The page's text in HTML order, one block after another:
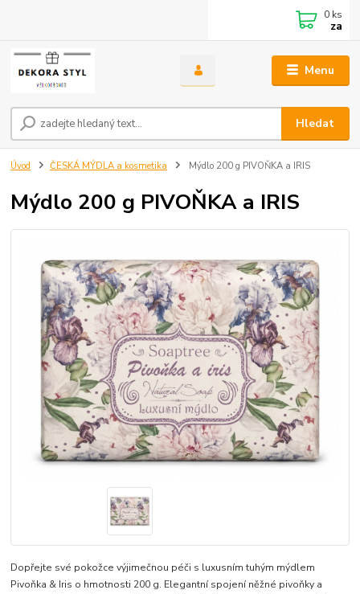
Menu
Hledat
0 ks
za
Úvod ČESKÁ MÝDLA a kosmetika Mýdlo 200 g PIVOŇKA a IRIS
Mýdlo 200 g PIVOŇKA a IRIS
Dopřejte své pokožce výjimečnou péči s luxusním tuhým mýdlem
Pivoňka & Iris o hmotnosti 200 g. Elegantní spojení něžné pivoňky a